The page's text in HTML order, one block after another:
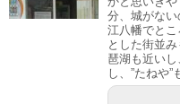
分、城がな
江八幡でと
とした街並
琶湖も近い
し、”たねや”